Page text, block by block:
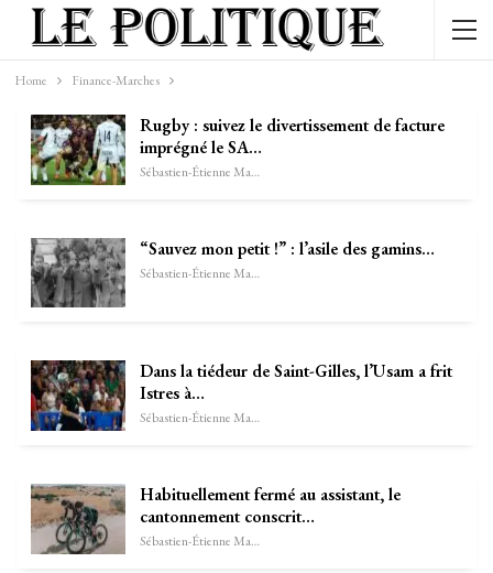
Home Finance-Marches
Rugby : suivez le divertissement de facture
imprégné le SA…
Sébastien-Étienne Marechal
“Sauvez mon petit !” : l’asile des gamins…
Sébastien-Étienne Marechal
Dans la tiédeur de Saint-Gilles, l’Usam a frit
Istres à…
Sébastien-Étienne Marechal
Habituellement fermé au assistant, le
cantonnement conscrit…
Sébastien-Étienne Marechal